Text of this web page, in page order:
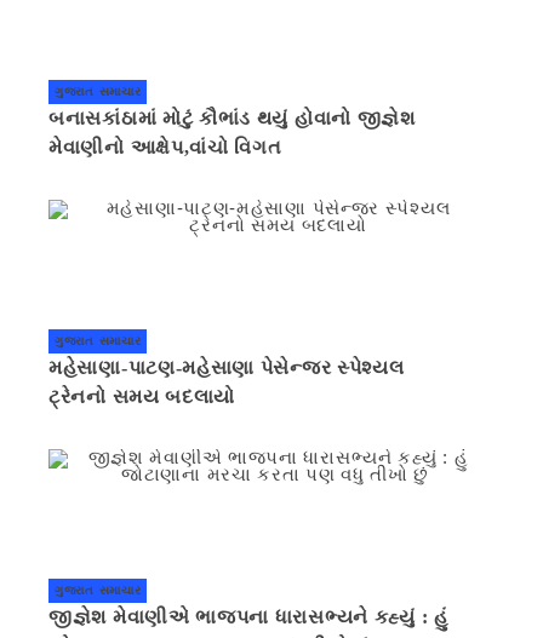
ગુજરાત સમાચાર
બનાસકાંઠામાં મોટું કૌભાંડ થયું હોવાનો જીજ્ઞેશ
મેવાણીનો આક્ષેપ,વાંચો વિગત
ગુજરાત સમાચાર
મહેસાણા-પાટણ-મહેસાણા પેસેન્જર સ્પેશ્યલ
ટ્રેનનો સમય બદલાયો
ગુજરાત સમાચાર
જીજ્ઞેશ મેવાણીએ ભાજપના ધારાસભ્યને કહ્યું : હું